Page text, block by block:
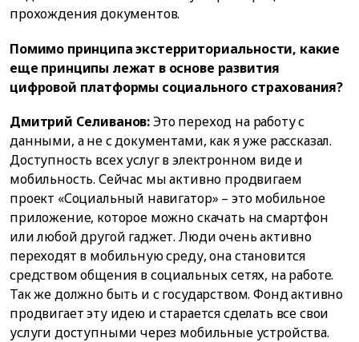
прохождения документов.
Помимо принципа экстерриториальности, какие
еще принципы лежат в основе развития
цифровой платформы социального страхования?
Дмитрий Селиванов:Это переход на работу с
данными, а не с документами, как я уже рассказал.
Доступность всех услуг в электронном виде и
мобильность. Сейчас мы активно продвигаем
проект «Социальный навигатор» – это мобильное
приложение, которое можно скачать на смартфон
или любой другой гаджет. Люди очень активно
переходят в мобильную среду, она становится
средством общения в социальных сетях, на работе.
Так же должно быть и с государством. Фонд активно
продвигает эту идею и старается сделать все свои
услуги доступными через мобильные устройства.